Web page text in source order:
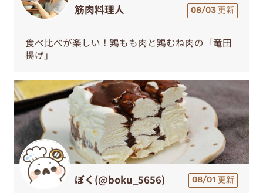
筋肉料理人 08/03 更新
食べ比べが楽しい！鶏もも肉と鶏むね肉の「竜田
揚げ」
ぼく(@boku_5656) 08/01 更新